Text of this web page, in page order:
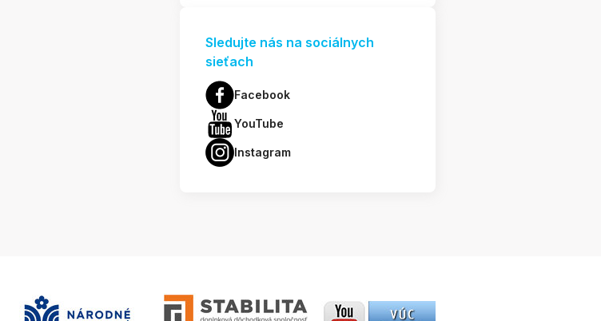
Sledujte nás na sociálnych
sieťach
Facebook
YouTube
Instagram